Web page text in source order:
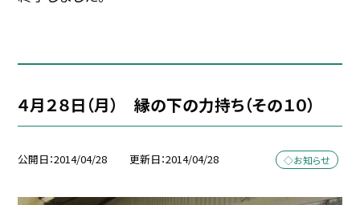
４月２８日（月） 縁の下の力持ち（その１０）
公開日 2014/04/28 更新日 2014/04/28 ◇お知らせ